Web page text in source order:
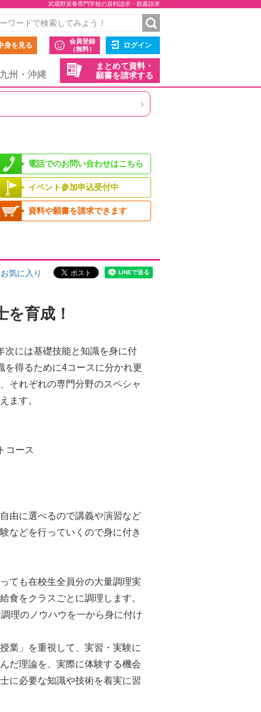
武蔵野栄養専門学校の資料請求・願書請求
身を見る
会員登録
（無料）
ログイン
まとめて資料・
願書を請求する
九州・沖縄
›
電話でのお問い合わせはこちら
イベント参加申込受付中
資料や願書を請求できます
お気に入り
育成！
次には基礎技能と知識を身に付
を得るために4コースに分かれ更
それぞれの専門分野のスペシャ
ます。
コース
由に選べるので講義や演習など
などを行っていくので身に付き
ても在校生全員分の大量調理実
食をクラスごとに調理します。
理のノウハウを一から身に付け
業」を重視して、実習・実験に
だ理論を、実際に体験する機会
に必要な知識や技術を着実に習